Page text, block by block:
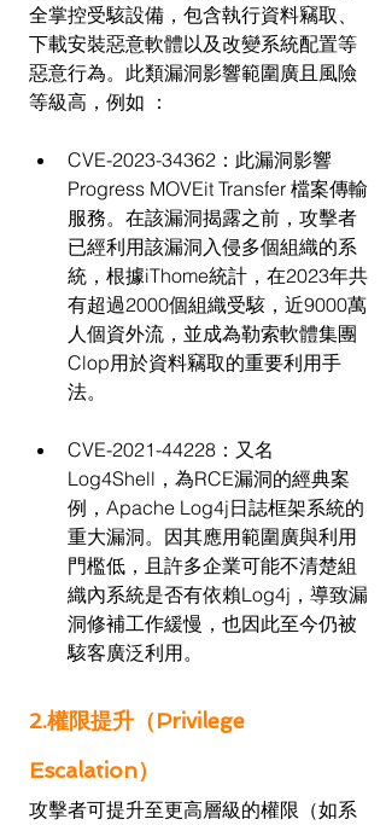
全掌控受駭設備，包含執行資料竊取、
下載安裝惡意軟體以及改變系統配置等
惡意行為。此類漏洞影響範圍廣且風險
等級高，例如 ：
CVE-2023-34362：此漏洞影響
Progress MOVEit Transfer 檔案傳輸
服務。在該漏洞揭露之前，攻擊者
已經利用該漏洞入侵多個組織的系
統，根據iThome統計，在2023年共
有超過2000個組織受駭，近9000萬
人個資外流，並成為勒索軟體集團
Clop用於資料竊取的重要利用手
法。
CVE-2021-44228：又名
Log4Shell，為RCE漏洞的經典案
例，Apache Log4j日誌框架系統的
重大漏洞。因其應用範圍廣與利用
門檻低，且許多企業可能不清楚組
織內系統是否有依賴Log4j，導致漏
洞修補工作緩慢，也因此至今仍被
駭客廣泛利用。
2.權限提升（Privilege
Escalation）
攻擊者可提升至更高層級的權限（如系